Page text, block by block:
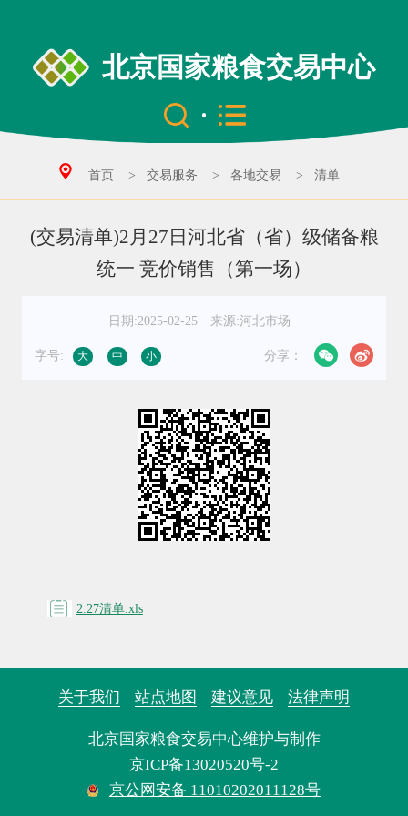
北京国家粮食交易中心
首页 > 交易服务 > 各地交易 > 清单
(交易清单)2月27日河北省（省）级储备粮
统一 竞价销售（第一场）
日期:2025-02-25 来源:河北市场
字号: 大 中 小 分享：
2.27清单.xls
关于我们 站点地图 建议意见 法律声明
北京国家粮食交易中心维护与制作
京ICP备13020520号-2
京公网安备 11010202011128号